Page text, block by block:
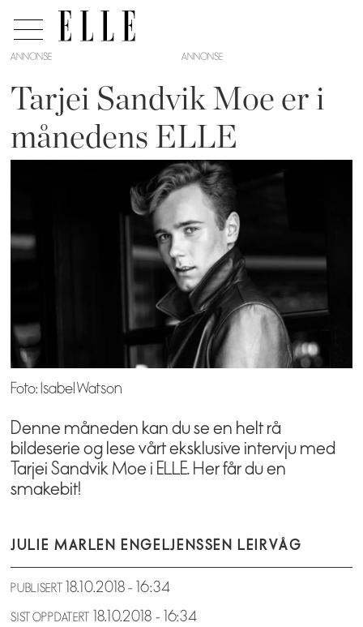
ANNONSE
Tarjei Sandvik Moe er i
månedens ELLE
Foto: Isabel Watson
Denne måneden kan du se en helt rå
bildeserie og lese vårt eksklusive intervju med
Tarjei Sandvik Moe i ELLE. Her får du en
smakebit!
JULIE MARLEN ENGELJENSSEN LEIRVÅG
PUBLISERT 18.10.2018 - 16:34
SIST OPPDATERT 18.10.2018 - 16:34